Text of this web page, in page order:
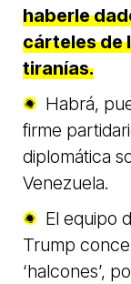
haberle
cárteles de
tiranías.
Habrá,
firme
diplomática
Venezuela.
El equipo
Trump
‘halcones’,